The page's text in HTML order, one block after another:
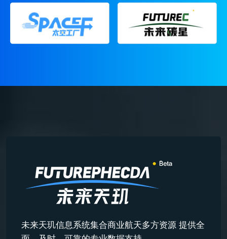
未来天玑信息系统集合商业航天多方资源 提供全